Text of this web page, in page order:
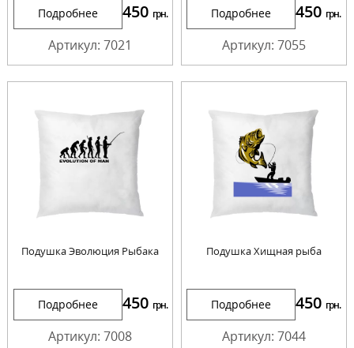
Подробнее 450 грн.
Артикул: 7021
Подробнее 450 грн.
Артикул: 7055
Подушка Эволюция Рыбака
Подробнее 450 грн.
Артикул: 7008
Подушка Хищная рыба
Подробнее 450 грн.
Артикул: 7044